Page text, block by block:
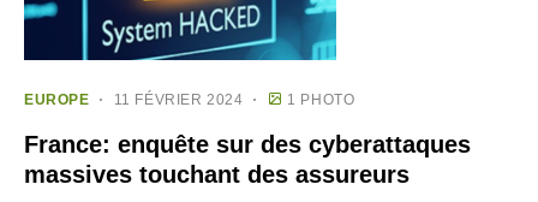
EUROPE 11 FÉVRIER 2024 1 PHOTO
France: enquête sur des cyberattaques
massives touchant des assureurs